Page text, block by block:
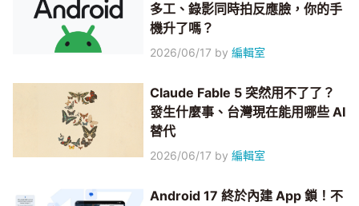
多工、錄影同時拍反應臉，你的手
機升了嗎？
2026/06/17 by編輯室
Claude Fable 5 突然用不了了？
發生什麼事、台灣現在能用哪些 AI
替代
2026/06/17 by編輯室
Android 17 終於內建 App 鎖！不